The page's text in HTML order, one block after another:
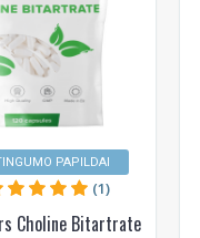
PAPILDAI
Choline Bitartrate
(1)
jau
Power